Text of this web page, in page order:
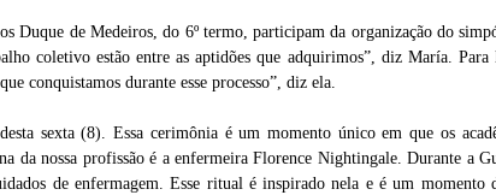
Duque de Medeiros, do 6º termo, participam da organização do
coletivo estão entre as aptidões que adquirimos”, diz María.
conquistamos durante esse processo”, diz ela.
sexta (8). Essa cerimônia é um momento único em que os
da nossa profissão é a enfermeira Florence Nightingale. Durante a
de enfermagem. Esse ritual é inspirado nela e é um